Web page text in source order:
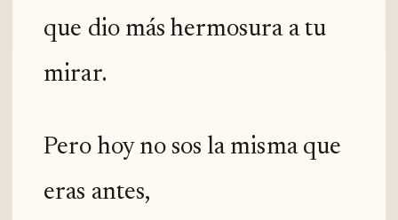
que dio más hermosura a tu
mirar.
Pero hoy no sos la misma que
eras antes,